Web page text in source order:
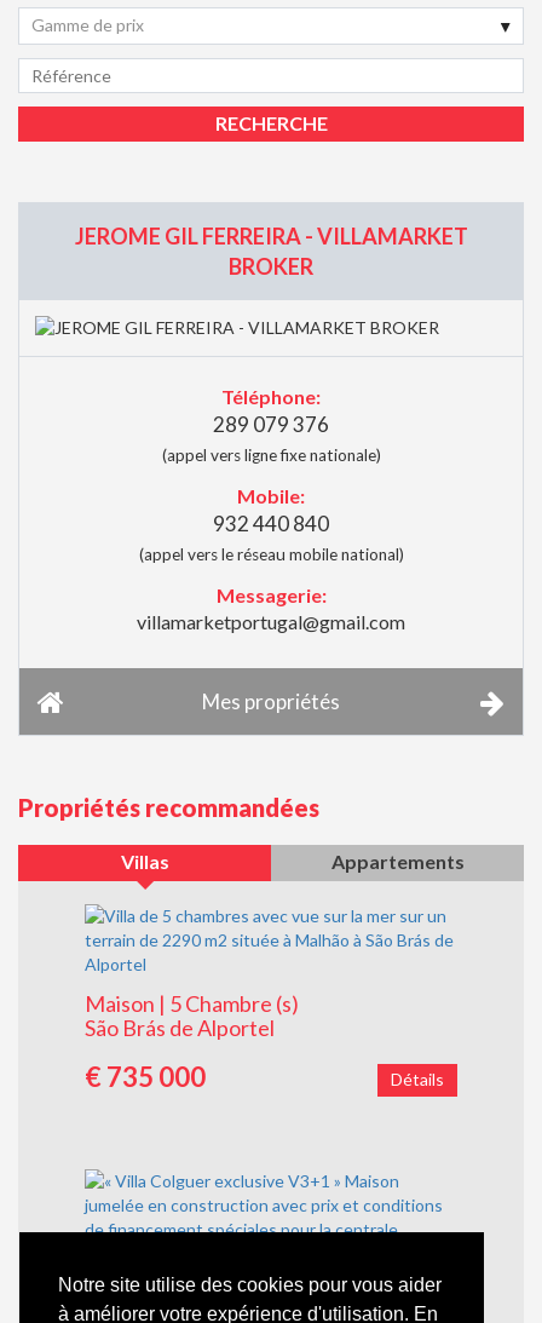
Notre site utilise des cookies pour vous aider
à améliorer votre expérience d'utilisation. En
Gamme de prix
JEROME GIL FERREIRA - VILLAMARKET
BROKER
Téléphone:
289 079 376
(appel vers ligne fixe nationale)
Mobile:
932 440 840
(appel vers le réseau mobile national)
Messagerie:
villamarketportugal@gmail.com
Mes propriétés
Propriétés recommandées
Villas Appartements
Maison | 5 Chambre (s)
São Brás de Alportel
Détails
€ 735 000
Maison | 3 Chambre (s)